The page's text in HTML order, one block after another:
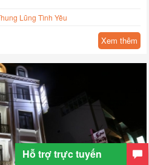
Lũng Tình Yêu
Xem thêm
Hỗ trợ trực tuyến